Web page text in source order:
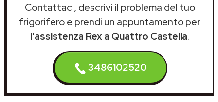
Contattaci, descrivi il problema del tuo
frigorifero e prendi un appuntamento per
l'assistenza Rex a Quattro Castella.
3486102520